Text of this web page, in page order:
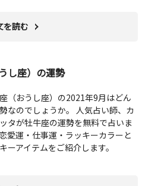
を読む
し座）の運勢
（おうし座）の2021年9月はどん
なのでしょうか。 人気占い師、カ
タが牡牛座の運勢を無料で占いま
愛運・仕事運・ラッキーカラーと
ーアイテムをご紹介します。